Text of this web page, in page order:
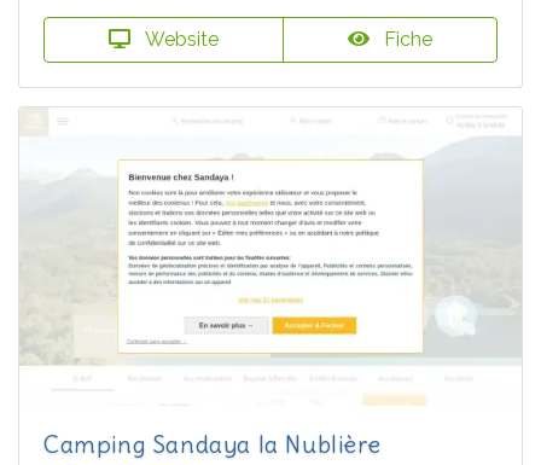
Website Fiche
Camping Sandaya la Nublière